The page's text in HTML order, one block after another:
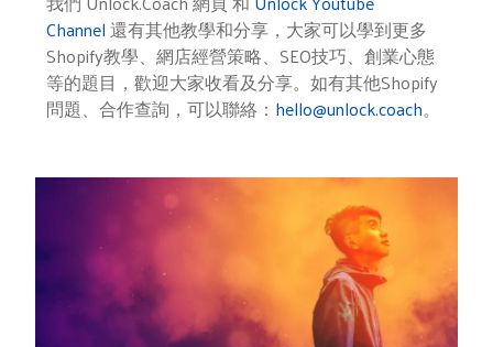
Channel還有其他教學和分享，大家可以學到更多
Shopify教學、網店經營策略、SEO技巧、創業心態
等的題目，歡迎大家收看及分享。如有其他Shopify
問題、合作查詢，可以聯絡： hello@unlock.coach。